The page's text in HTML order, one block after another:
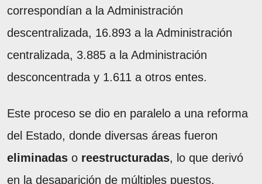
correspondían a la Administración
descentralizada, 16.893 a la Administración
centralizada, 3.885 a la Administración
desconcentrada y 1.611 a otros entes.
Este proceso se dio en paralelo a una reforma
del Estado, donde diversas áreas fueron
eliminadas o reestructuradas, lo que derivó
en la desaparición de múltiples puestos.